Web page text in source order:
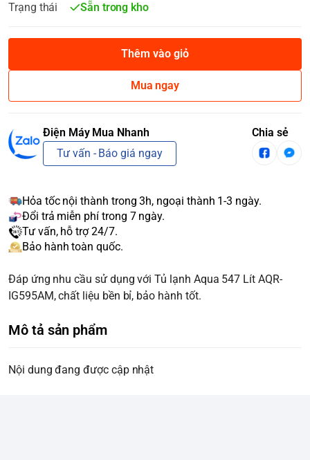
Trạng thái Sẵn trong kho
Thêm vào giỏ
Mua ngay
Điện Máy Mua Nhanh
Tư vấn - Báo giá ngay
Chia sẻ
Hỏa tốc nội thành trong 3h, ngoại thành 1-3 ngày.
Đổi trả miễn phí trong 7 ngày.
Tư vấn, hỗ trợ 24/7.
Bảo hành toàn quốc.
Đáp ứng nhu cầu sử dụng với Tủ lạnh Aqua 547 Lít AQR-
IG595AM, chất liệu bền bỉ, bảo hành tốt.
Mô tả sản phẩm
Nội dung đang được cập nhật